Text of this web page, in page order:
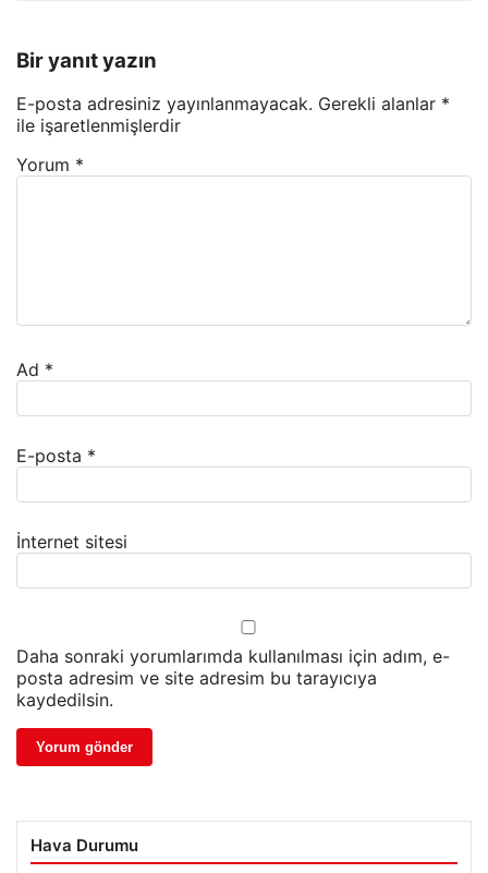
Bir yanıt yazın
E-posta adresiniz yayınlanmayacak. Gerekli alanlar *
ile işaretlenmişlerdir
Yorum *
Ad *
E-posta *
İnternet sitesi
Daha sonraki yorumlarımda kullanılması için adım, e-
posta adresim ve site adresim bu tarayıcıya
kaydedilsin.
Hava Durumu